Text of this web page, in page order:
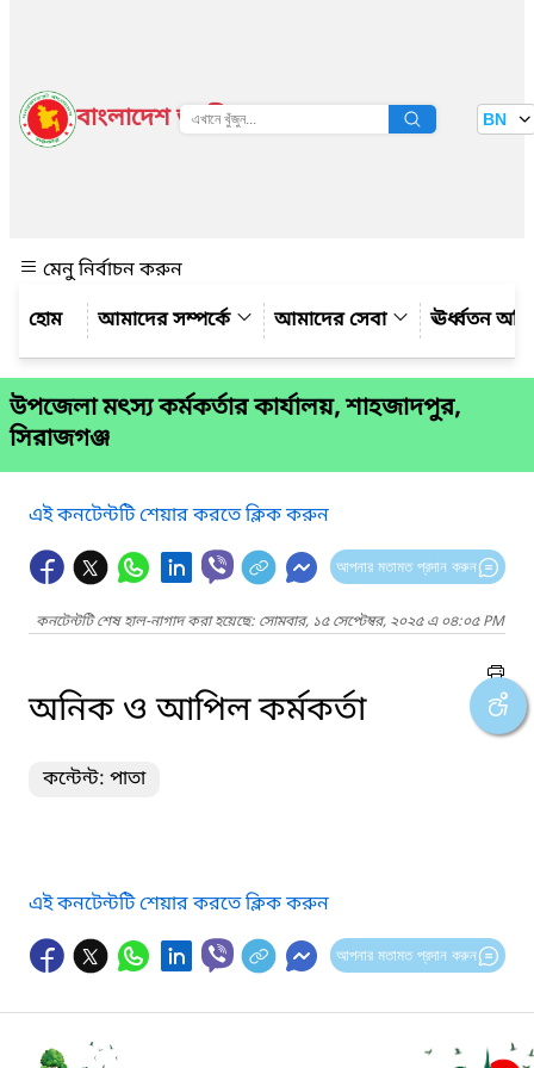
বাংলাদেশ জাতীয় তথ্য বাতায়ন BN
মেনু নির্বাচন করুন
আমাদের সম্পর্কে
আমাদের সেবা ঊর্ধ্বতন
উপজেলা মৎস্য কর্মকর্তার কার্যালয়, শাহজাদপুর,
সিরাজগঞ্জ
এই কনটেন্টটি শেয়ার করতে ক্লিক করুন
আপনার মতামত প্রদান করুন
কনটেন্টটি শেষ হাল-নাগাদ করা হয়েছে: সোমবার, ১৫ সেপ্টেম্বর, ২০২৫ এ ০৪:০৫ PM
অনিক ও আপিল কর্মকর্তা
কন্টেন্ট: পাতা
এই কনটেন্টটি শেয়ার করতে ক্লিক করুন
আপনার মতামত প্রদান করুন